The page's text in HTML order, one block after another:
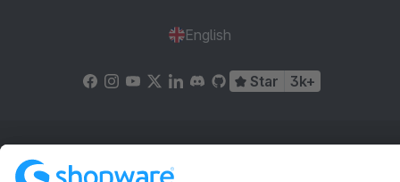
English
Star 3k+